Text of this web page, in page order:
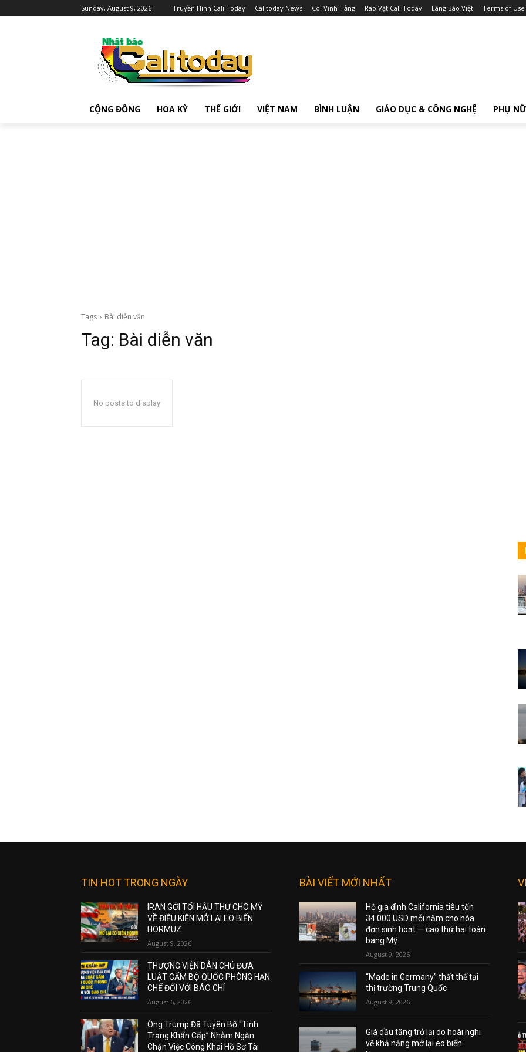
Sunday, August 9, 2026 Truyền Hình Cali Today Calitoday News Cõi Vĩnh Hằng Rao Vặt Cali Today Làng Báo Việt Terms of Use
CỘNG ĐỒNG HOA KỲ THẾ GIỚI VIỆT NAM BÌNH LUẬN GIÁO DỤC & CÔNG NGHỆ PHỤ NỮ
Tags Bài diễn văn
Tag: Bài diễn văn
No posts to display
TIN HOT TRONG NGÀY
IRAN GỞI TỐI HẬU THƯ CHO MỸ
VỀ ĐIỀU KIỆN MỞ LẠI EO BIỂN
HORMUZ
August 9, 2026
THƯỢNG VIỆN DÂN CHỦ ĐƯA
LUẬT CẤM BỘ QUỐC PHÒNG HẠN
CHẾ ĐỐI VỚI BÁO CHÍ
August 6, 2026
Ông Trump Đã Tuyên Bố “Tình
Trạng Khẩn Cấp” Nhằm Ngăn
Chặn Việc Công Khai Hồ Sơ Tài
BÀI VIẾT MỚI NHẤT
Hộ gia đình California tiêu tốn
34.000 USD mỗi năm cho hóa
đơn sinh hoạt — cao thứ hai toàn
bang Mỹ
August 9, 2026
“Made in Germany” thất thế tại
thị trường Trung Quốc
August 9, 2026
Giá dầu tăng trở lại do hoài nghi
về khả năng mở lại eo biển